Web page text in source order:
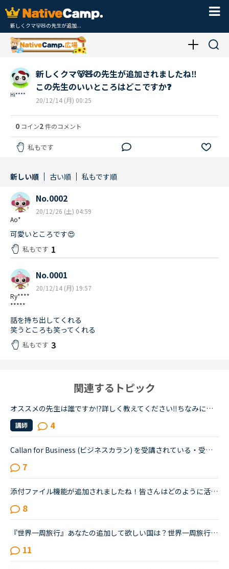
新しくクマ🐻🧸の先生が追加...
Hi****
新しくクマ🐻🧸の先生が追加されましたね‼️
この先生のいいところはどこですか❓
20/12/14 (月) 00:25
0 コイン2件のコメント
私もです
新しい順 古い順 私もです順
Ao*
No.0002
20/12/26 (土) 04:59
可愛いところです😍
私もです 1
Ry****
*****
No.0001
20/12/14 (月) 19:57
話を持ち出してくれる
笑うところも笑ってくれる
私もです 3
関連するトピック
オススメの先生は誰ですか⁉️詳しく教えてください‼️ちなみに僕はフィリピン🇵🇭🇵🇭の「マーク」先生です‼️
講師 4
Callan for Business (ビジネスカラン) を受講されている・受講されたことがある方にお知らせです。今ビジネスカランをずっと受講しているのですが、カランと違ってテキストにオーディオがついていないことが残念...
7
添付ファイル機能が追加されましたね！皆さんはどのように活用してみたいですか？追加できるファイルの拡張子は以下の通りです。jpg, jpeg, png, gif, pdf, xls, xlsx, txt, doc, docx, dotx, ppt, pptx, mp3, m4...
8
『世界一周旅行』あなたの追加して欲しい国は？世界一周旅行、たくさんの人がチャレンジしてますね！関連するトピックもたくさん立っています。もう既に全40ケ国制覇した人もいると思いますが、もし自分の好きな...
11